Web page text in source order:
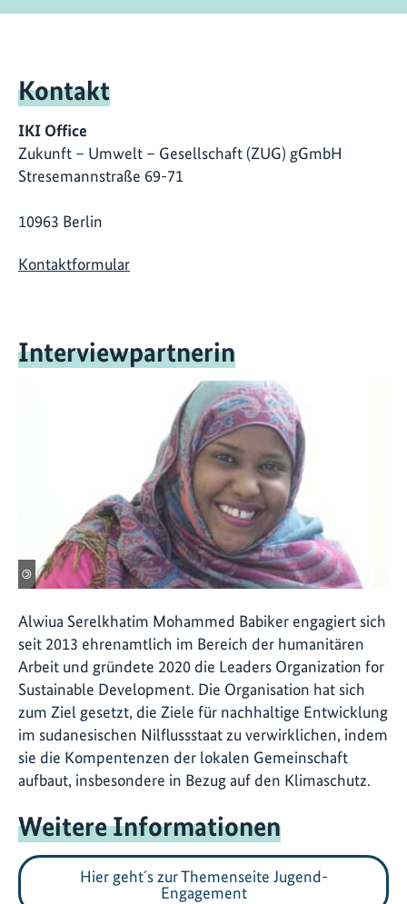
Kontakt
IKI Office
Zukunft – Umwelt – Gesellschaft (ZUG) gGmbH
Stresemannstraße 69-71
10963 Berlin
Kontaktformular
Interviewpartnerin
©
Alwiua Serelkhatim Mohammed Babiker engagiert sich
seit 2013 ehrenamtlich im Bereich der humanitären
Arbeit und gründete 2020 die Leaders Organization for
Sustainable Development. Die Organisation hat sich
zum Ziel gesetzt, die Ziele für nachhaltige Entwicklung
im sudanesischen Nilflussstaat zu verwirklichen, indem
sie die Kompentenzen der lokalen Gemeinschaft
aufbaut, insbesondere in Bezug auf den Klimaschutz.
Weitere Informationen
Hier geht´s zur Themenseite Jugend-
Engagement